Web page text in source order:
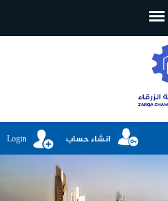
انشاء حساب Login